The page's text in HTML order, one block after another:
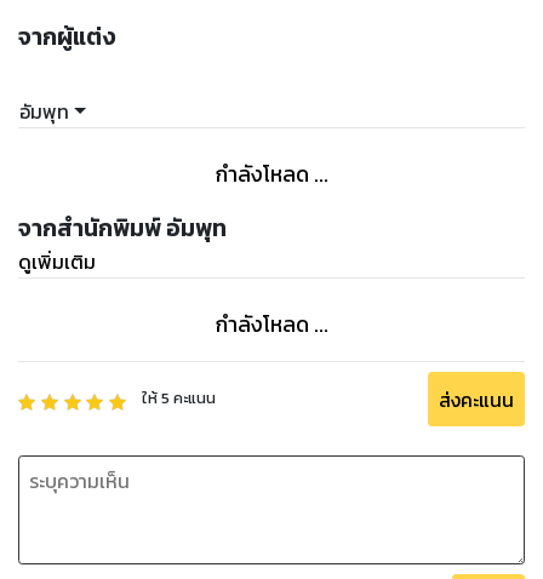
จากผู้แต่ง
อัมพุท
กำลังโหลด ...
จากสำนักพิมพ์ อัมพุท
ดูเพิ่มเติม
กำลังโหลด ...
ให้5 คะแนน ส่งคะแนน